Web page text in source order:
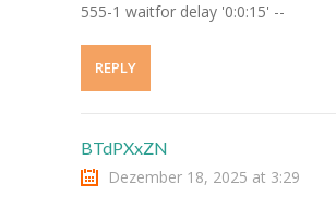
-- Impressum
Kinderseiten
-- Anton App
555-1 waitfor delay '0:0:15' --
REPLY
BTdPXxZN
Dezember 18, 2025 at 3:29